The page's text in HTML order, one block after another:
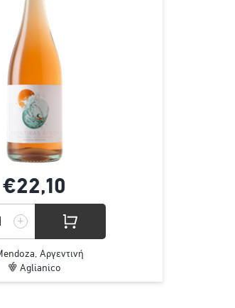
€22,10
Αργεντινή
Aglianico